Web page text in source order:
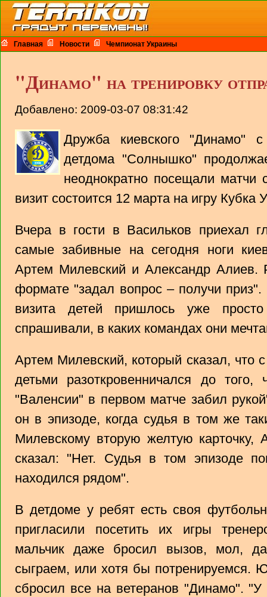
Главная Новости Чемпионат Украины
"Динамо" на тренировку
Добавлено: 2009-03-07 08:31:42
Дружба киевского "Динамо" с
детдома "Солнышко"
неоднократно посещали
визит состоится 12 марта на игру
Вчера в гости в Васильков приехал
самые забивные на сегодня ноги
Артем Милевский и Александр Алиев.
формате "задал вопрос – получи
визита детей пришлось уже просто
спрашивали, в каких командах они
Артем Милевский, который сказал, что
детьми разоткровенничался до
"Валенсии" в первом матче забил
он в эпизоде, когда судья в том же
Милевскому вторую желтую карточку,
сказал: "Нет. Судья в том эпизоде
находился рядом".
В детдоме у ребят есть своя
пригласили посетить их игры
мальчик даже бросил вызов, мол,
сыграем, или хотя бы потренируемся.
сбросил все на ветеранов "Динамо". "У